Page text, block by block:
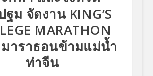
ม จัดงาน KING’S
MARATHON
มาราธอนข้ามแม่น้ำ
ท่าจีน